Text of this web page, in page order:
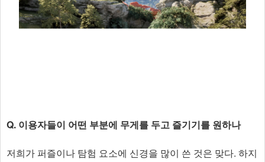
Q. 이용자들이 어떤 부분에 무게를 두고 즐기기를 원하나
저희가 퍼즐이나 탐험 요소에 신경을 많이 쓴 것은 맞다. 하지